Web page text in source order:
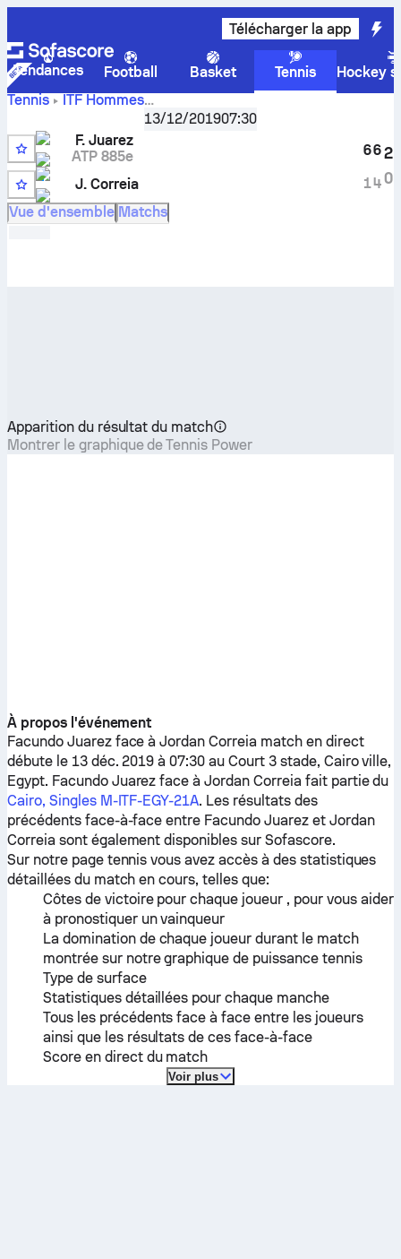
Télécharger la app
Tendances Football Basket Tennis
Hockey
Tennis
ITF Hommes
Cairo, Singles M-ITF-EGY-21A,Quarts de finale
en direct
Facundo Juarez
face à face
13/12/201907:30
8
F. Juarez
ATP 885e
4
J. Correia
6
1
6
4
2
0
Vue d'ensemble Matchs
Apparition du résultat du match
Montrer le graphique de Tennis Power
À propos l'événement
Facundo Juarezface àJordan Correia match en direct
débute le 13 déc. 2019 à 07:30 au Court 3 stade, Cairo ville,
Egypt. Facundo Juarez face àJordan Correia fait partie du
Cairo, Singles M-ITF-EGY-21A. Les résultats des
précédents face-à-face entre Facundo Juarezet Jordan
Correia sont également disponibles sur Sofascore.
Sur notre page tennis vous avez accès à des statistiques
détaillées du match en cours, telles que:
Côtes de victoire pour chaque joueur , pour vous aider
à pronostiquer un vainqueur
La domination de chaque joueur durant le match
montrée sur notre graphique de puissance tennis
Type de surface
Statistiques détaillées pour chaque manche
Tous les précédents face à face entre les joueurs
ainsi que les résultats de ces face-à-face
Score en direct du match
Voir plus